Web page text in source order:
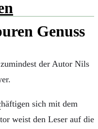
Genuss
der Autor Nils
sich mit dem
weist den Leser auf die